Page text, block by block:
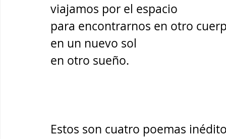
viajamos por el espacio
para encontrarnos en otro
en un nuevo sol
en otro sueño.
Estos son cuatro poemas